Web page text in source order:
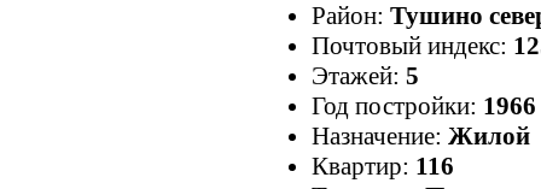
Район: Тушино
Почтовый индекс:
Этажей: 5
Год постройки: 1966
Назначение: Жилой
Квартир: 116